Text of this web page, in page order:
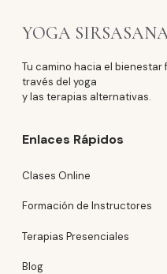
YOGA
Tu camino hacia el bienestar
través del yoga
y las terapias alternativas.
Enlaces Rápidos
Clases Online
Formación de Instructores
Terapias Presenciales
Blog